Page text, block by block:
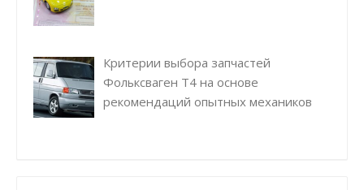
Критерии выбора запчастей
Фольксваген Т4 на основе
рекомендаций опытных механиков